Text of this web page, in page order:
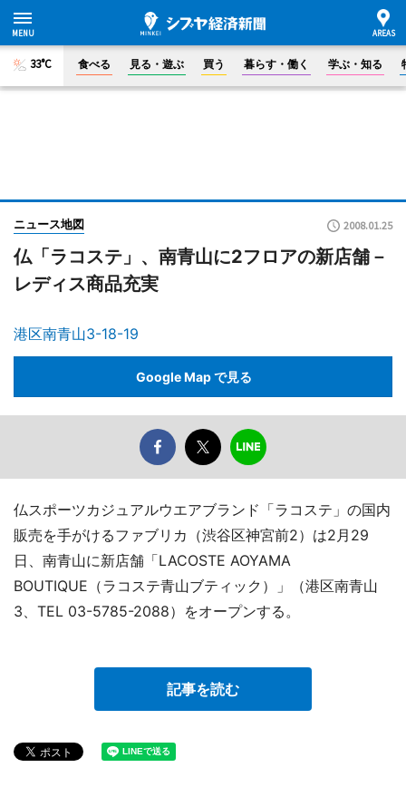
33°C 食べる 見る・遊ぶ 買う 暮らす・働く 学ぶ・知る
ニュース地図 2008.01.25
仏「ラコステ」、南青山に2フロアの新店舗－
レディス商品充実
港区南青山3-18-19
Google Map で見る
仏スポーツカジュアルウエアブランド「ラコステ」の国内
販売を手がけるファブリカ（渋谷区神宮前2）は2月29
日、南青山に新店舗「LACOSTE AOYAMA
BOUTIQUE（ラコステ青山ブティック）」（港区南青山
3、TEL 03-5785-2088）をオープンする。
記事を読む